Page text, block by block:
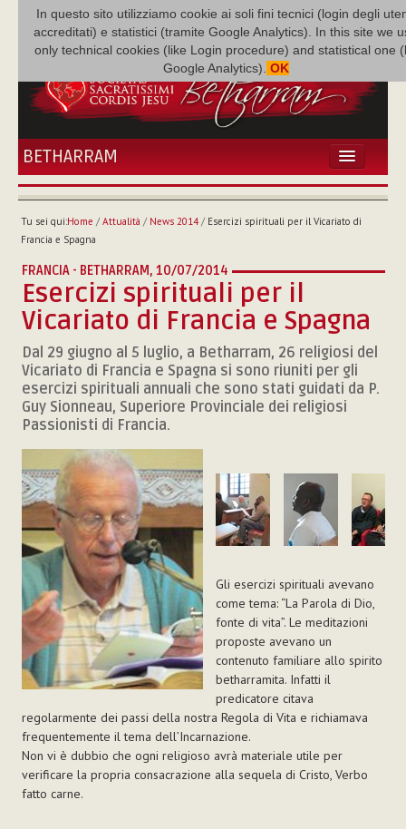
In questo sito utilizziamo cookie ai soli fini tecnici (login degli
accreditati) e statistici (tramite Google Analytics). In this site we
only technical cookies (like Login procedure) and statistical one
Google Analytics). OK
BETHARRAM
HOME
BÉTHARRAM
MISSIONE
NEF
MEDIATECA
P. AUGUSTO ETCHECOPAR
Tu sei qui:Home / Attualità / News 2014/ Esercizi spirituali per il Vicariato di
Francia e Spagna
FRANCIA - BETHARRAM, 10/07/2014
Esercizi spirituali per il
Vicariato di Francia e Spagna
Dal 29 giugno al 5 luglio, a Betharram, 26 religiosi del
Vicariato di Francia e Spagna si sono riuniti per gli
esercizi spirituali annuali che sono stati guidati da P.
Guy Sionneau, Superiore Provinciale dei religiosi
Passionisti di Francia.
Gli esercizi spirituali avevano
come tema: “La Parola di Dio,
fonte di vita”. Le meditazioni
proposte avevano un
contenuto familiare allo spirito
betharramita. Infatti il
predicatore citava
regolarmente dei passi della nostra Regola di Vita e richiamava
frequentemente il tema dell’Incarnazione.
Non vi è dubbio che ogni religioso avrà materiale utile per
verificare la propria consacrazione alla sequela di Cristo, Verbo
fatto carne.